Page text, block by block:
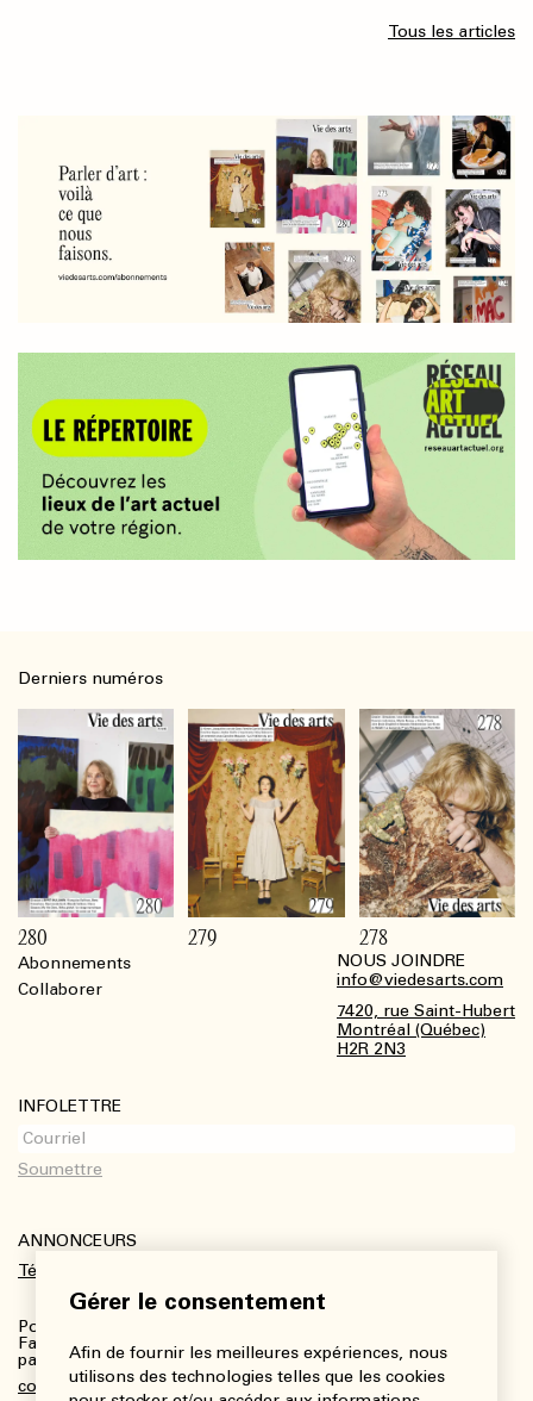
Gérer le consentement
Afin de fournir les meilleures expériences, nous
utilisons des technologies telles que les cookies
Tous les articles
Abonnements
Collaborer
NOUS JOINDRE
info@viedesarts.com
7420, rue Saint-Hubert
Montréal (Québec)
H2R 2N3
INFOLETTRE
ANNONCEURS
Télécharger le kit média
Pour plus de renseignements :
Fanny Charbonneau, Responsable des communications,
partenariats et publicités
communications@viedesarts.com
Derniers numéros
280 279 278